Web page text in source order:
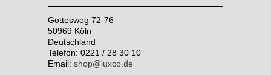
Gottesweg 72-76
50969 Köln
Deutschland
Telefon: 0221 / 28 30 10
Email: shop@luxco.de